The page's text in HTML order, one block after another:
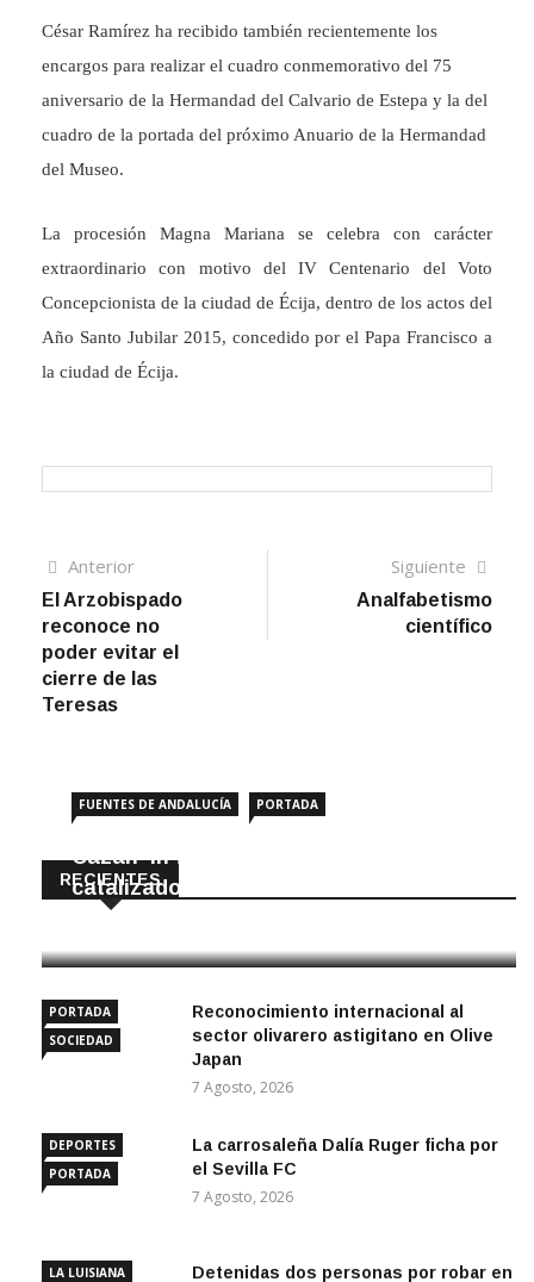
César Ramírez ha recibido también recientemente los
encargos para realizar el cuadro conmemorativo del 75
aniversario de la Hermandad del Calvario de Estepa y la del
cuadro de la portada del próximo Anuario de la Hermandad
del Museo.
La procesión Magna Mariana se celebra con carácter
extraordinario con motivo del IV Centenario del Voto
Concepcionista de la ciudad de Écija, dentro de los actos del
Año Santo Jubilar 2015, concedido por el Papa Francisco a
la ciudad de Écija.
Navegación
de
entradas
AnteriorArtículo
anterior
El Arzobispado
reconoce no
poder evitar el
cierre de las
Teresas
Siguiente
Analfabetismo
científico
RECIENTES
FUENTES DE ANDALUCÍA PORTADA
Cazan ‘in fraganti’ a ladrones de
catalizadores
PORTADA
SOCIEDAD
Reconocimiento internacional al
sector olivarero astigitano en Olive
Japan
7 Agosto, 2026
DEPORTES
PORTADA
La carrosaleña Dalía Ruger ficha por
el Sevilla FC
7 Agosto, 2026
LA LUISIANA
Detenidas dos personas por robar en